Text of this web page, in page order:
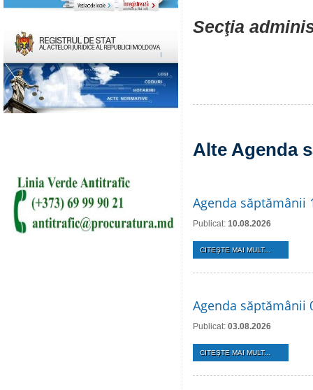
Secţia
Alte Agenda
Agenda săptămânii
Publicat: 10.08.2026
CITEŞTE MAI MULT...
Agenda săptămânii
Publicat: 03.08.2026
CITEŞTE MAI MULT...